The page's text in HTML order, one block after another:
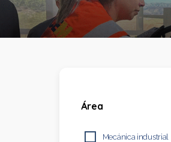
Área
Mecánica industrial